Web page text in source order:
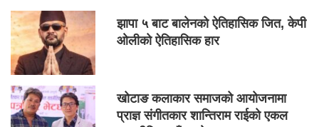
झापा ५ बाट बालेनको ऐतिहासिक जित, केपी
ओलीको ऐतिहासिक हार
खोटाङ कलाकार समाजको आयोजनामा
प्राज्ञ संगीतकार शान्तिराम राईको एकल